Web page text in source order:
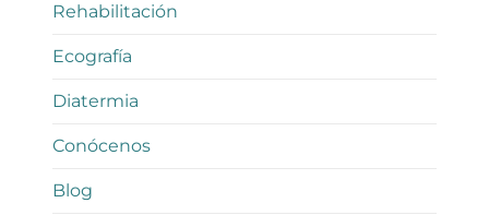
Rehabilitación
Ecografía
Diatermia
Conócenos
Blog